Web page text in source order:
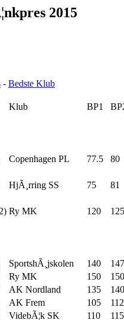
2015
- Bedste Klub
Klub BP1
Copenhagen PL 77.5
80
HjÃ¸rring SS 75
81
Ry MK 120
SportshÃ¸jskolen 140
Ry MK 150
150
AK Nordland 135
140
AK Frem 105
VidebÃ¦k SK 110
115